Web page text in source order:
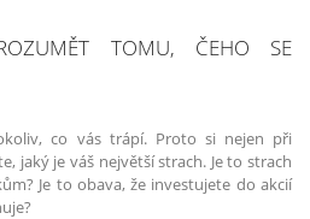
TOMU, ČEHO SE
co vás trápí. Proto si nejen při
jaký je váš největší strach. Je to strach
Je to obava, že investujete do akcií